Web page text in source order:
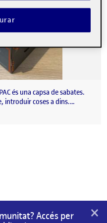
és una capsa de sabates.
introduir coses a dins.…
Accés per
×